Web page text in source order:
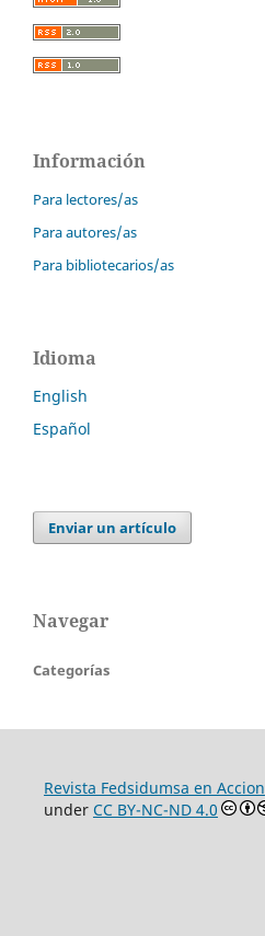
Información
Para lectores/as
Para autores/as
Para bibliotecarios/as
Idioma
English
Español
Enviar un artículo
Navegar
Categorías
Revista Fedsidumsa en Accion
under CC BY-NC-ND 4.0